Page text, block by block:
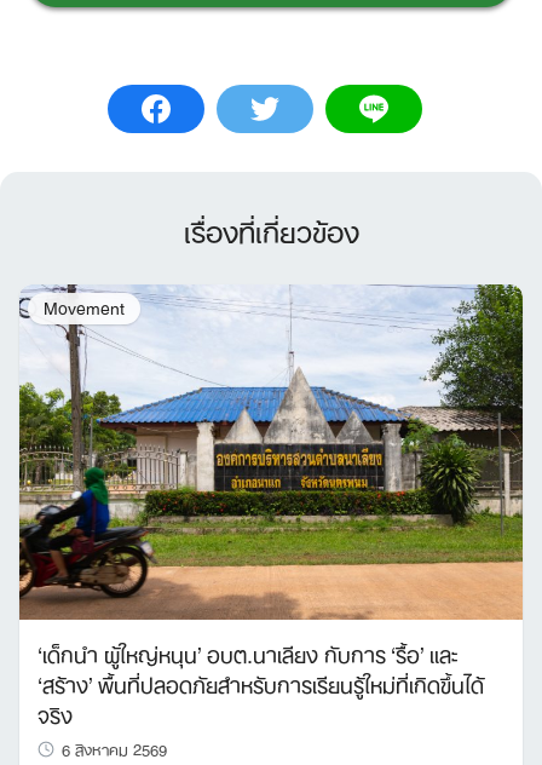
เรื่องที่เกี่ยวข้อง
Movement
‘เด็กนำ ผู้ใหญ่หนุน’ อบต.นาเลียง กับการ ‘รื้อ’ และ
‘สร้าง’ พื้นที่ปลอดภัยสำหรับการเรียนรู้ใหม่ที่เกิดขึ้นได้
จริง
6 สิงหาคม 2569